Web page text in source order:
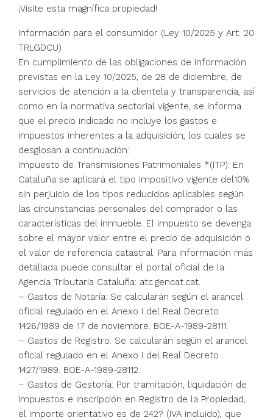
¡Visite esta magnífica propiedad!
Información para el consumidor (Ley 10/2025 y Art. 20
TRLGDCU)
En cumplimiento de las obligaciones de información
previstas en la Ley 10/2025, de 28 de diciembre, de
servicios de atención a la clientela y transparencia, así
como en la normativa sectorial vigente, se informa
que el precio indicado no incluye los gastos e
impuestos inherentes a la adquisición, los cuales se
desglosan a continuación:
Impuesto de Transmisiones Patrimoniales *(ITP): En
Cataluña se aplicará el tipo impositivo vigente del10%
sin perjuicio de los tipos reducidos aplicables según
las circunstancias personales del comprador o las
características del inmueble. El impuesto se devenga
sobre el mayor valor entre el precio de adquisición o
el valor de referencia catastral. Para información más
detallada puede consultar el portal oficial de la
Agencia Tributaria Cataluña: atc.gencat.cat.
– Gastos de Notaría: Se calcularán según el arancel
oficial regulado en el Anexo I del Real Decreto
1426/1989 de 17 de noviembre. BOE-A-1989-28111.
– Gastos de Registro: Se calcularán según el arancel
oficial regulado en el Anexo I del Real Decreto
1427/1989. BOE-A-1989-28112.
– Gastos de Gestoría: Por tramitación, liquidación de
impuestos e inscripción en Registro de la Propiedad,
el importe orientativo es de 242? (IVA incluido), que